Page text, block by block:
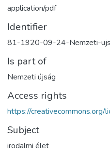
application/pdf
Identifier
81-1920-09-24-Nemzeti-
Is part of
Nemzeti újság
Access rights
https://creativecommons.org/
Subject
irodalmi élet